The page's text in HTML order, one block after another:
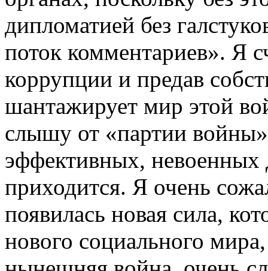
дипломатией без
поток комментариев». Я
коррупции и предав
шантажирует мир этой
слышу от «партии
эффективных, невоенных
приходится. Я очень
появилась новая сила,
нового социального